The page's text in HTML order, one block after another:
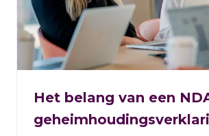
Het belang van een